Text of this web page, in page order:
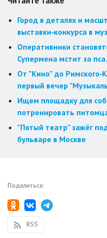
Город в деталях и
выставки‑конкурса в
Оперативники
Супермена мстит за
От "Кино" до
первый вечер
Ищем площадку для
потренировать
"Пятый театр" зажёг
бульваре в Москве
Поделиться:
RSS